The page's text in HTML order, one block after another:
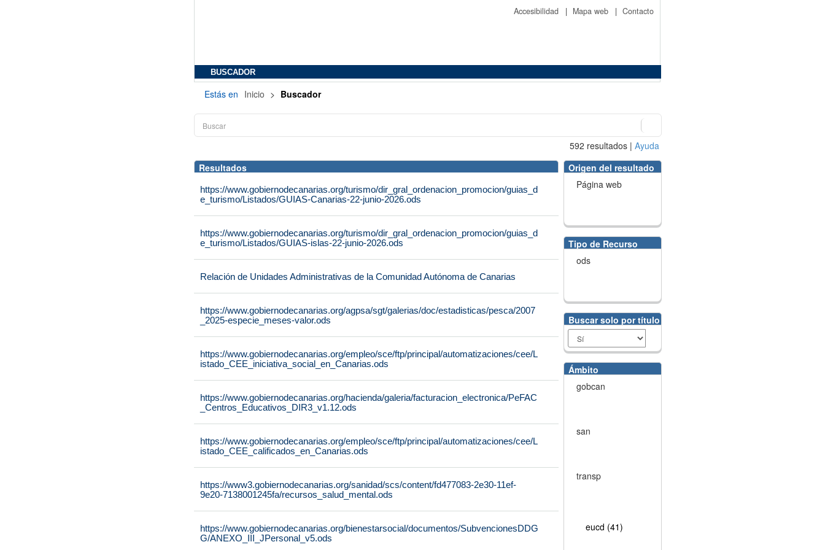
Accesibilidad | Mapa web | Contacto
BUSCADOR
Estás en Inicio > Buscador
592 resultados | Ayuda
Resultados
https://www.gobiernodecanarias.org/turismo/dir_gral_ordenacion_promocion/guias_d
e_turismo/Listados/GUIAS-Canarias-22-junio-2026.ods
https://www.gobiernodecanarias.org/turismo/dir_gral_ordenacion_promocion/guias_d
e_turismo/Listados/GUIAS-islas-22-junio-2026.ods
Relación de Unidades Administrativas de la Comunidad Autónoma de Canarias
https://www.gobiernodecanarias.org/agpsa/sgt/galerias/doc/estadisticas/pesca/2007
_2025-especie_meses-valor.ods
https://www.gobiernodecanarias.org/empleo/sce/ftp/principal/automatizaciones/cee/L
istado_CEE_iniciativa_social_en_Canarias.ods
https://www.gobiernodecanarias.org/hacienda/galeria/facturacion_electronica/PeFAC
_Centros_Educativos_DIR3_v1.12.ods
https://www.gobiernodecanarias.org/empleo/sce/ftp/principal/automatizaciones/cee/L
istado_CEE_calificados_en_Canarias.ods
https://www3.gobiernodecanarias.org/sanidad/scs/content/fd477083-2e30-11ef-
9e20-7138001245fa/recursos_salud_mental.ods
https://www.gobiernodecanarias.org/bienestarsocial/documentos/SubvencionesDDG
G/ANEXO_III_JPersonal_v5.ods
Origen del resultado
Página web
Tipo de Recurso
ods
Buscar solo por título
Ámbito
gobcan
san
transp
eucd (41)